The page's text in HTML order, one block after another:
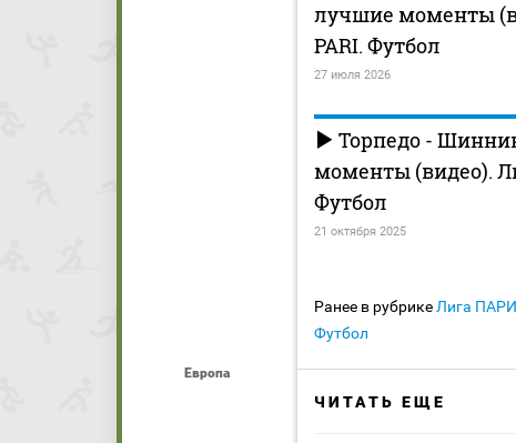
Европа
лучшие моменты
PARI. Футбол
27 июля 2026
Торпедо -
моменты (видео).
Футбол
21 октября 2025
Ранее в рубрике Лига ПАРИ
Футбол
ЧИТАТЬ ЕЩЕ